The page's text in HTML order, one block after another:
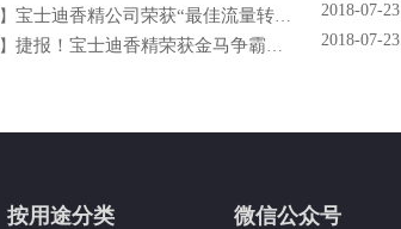
】 宝士迪香精公司荣获“最佳流量转化率奖”这件“小事”说明了什么？
2018-07-23
】 捷报！宝士迪香精荣获金马争霸赛"最佳流量转化率奖"！ 2018-07-23
按用途分类 微信公众号